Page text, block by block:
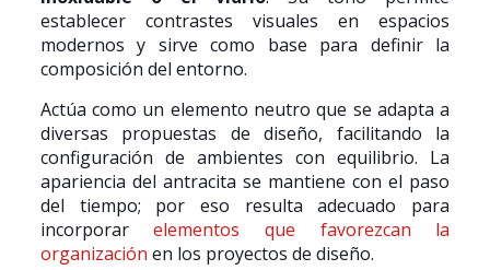
establecer contrastes visuales en espacios
modernos y sirve como base para definir la
composición del entorno.
Actúa como un elemento neutro que se adapta a
diversas propuestas de diseño, facilitando la
configuración de ambientes con equilibrio. La
apariencia del antracita se mantiene con el paso
del tiempo; por eso resulta adecuado para
incorporarelementos que favorezcan la
organización en los proyectos de diseño.